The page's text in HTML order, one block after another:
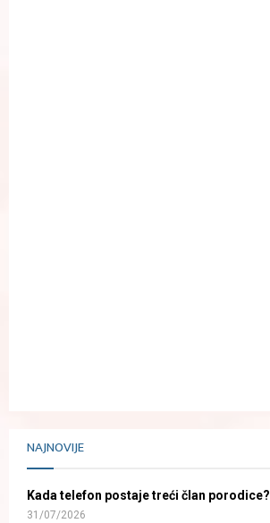
NAJNOVIJE
Kada telefon postaje treći član porodice?
31/07/2026